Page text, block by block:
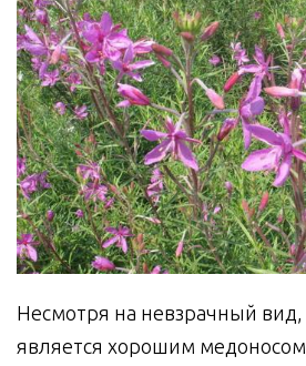
Несмотря на невзрачный вид,
является хорошим